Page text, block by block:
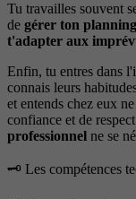
Tu travailles souvent
de gérer ton
t'adapter aux
Enfin, tu entres dans
connais leurs
et entends chez eux
confiance et de
professionnel ne se
🗝️ Les compétences